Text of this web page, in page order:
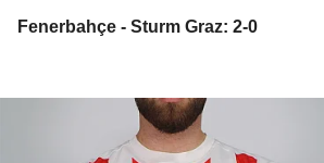
Fenerbahçe - Sturm Graz: 2-0